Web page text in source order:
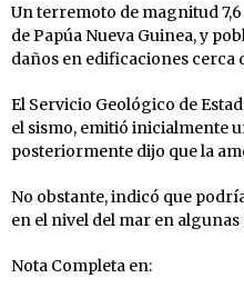
Un terremoto de magnitud
de Papúa Nueva Guinea, y
daños en edificaciones cerca
El Servicio Geológico de
el sismo, emitió inicialmente
posteriormente dijo que la
No obstante, indicó que
en el nivel del mar en algunas
Nota Completa en: